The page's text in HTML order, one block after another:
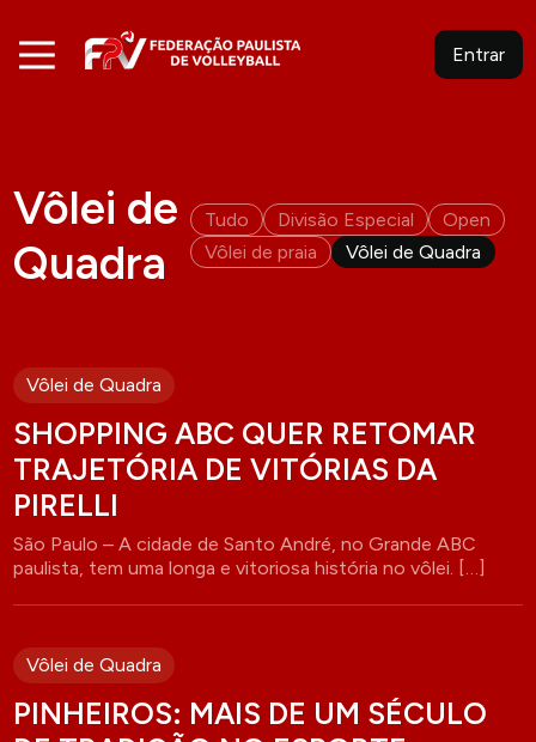
Entrar
Vôlei de
Quadra
Tudo Divisão Especial
Open
Vôlei de praia
Vôlei de Quadra
Vôlei de Quadra
SHOPPING ABC QUER RETOMAR
TRAJETÓRIA DE VITÓRIAS DA
PIRELLI
São Paulo – A cidade de Santo André, no Grande ABC
paulista, tem uma longa e vitoriosa história no vôlei. […]
Vôlei de Quadra
PINHEIROS: MAIS DE UM SÉCULO